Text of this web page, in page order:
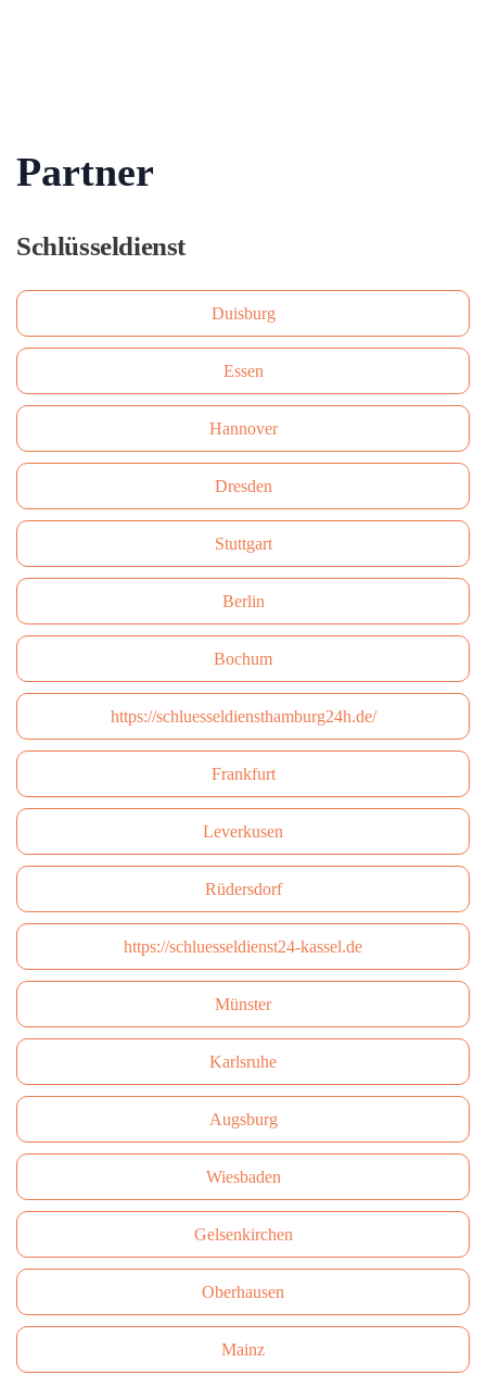
Partner
Schlüsseldienst
Duisburg
Essen
Hannover
Dresden
Stuttgart
Berlin
Bochum
https://schluesseldiensthamburg24h.de/
Frankfurt
Leverkusen
Rüdersdorf
https://schluesseldienst24-kassel.de
Münster
Karlsruhe
Augsburg
Wiesbaden
Gelsenkirchen
Oberhausen
Mainz